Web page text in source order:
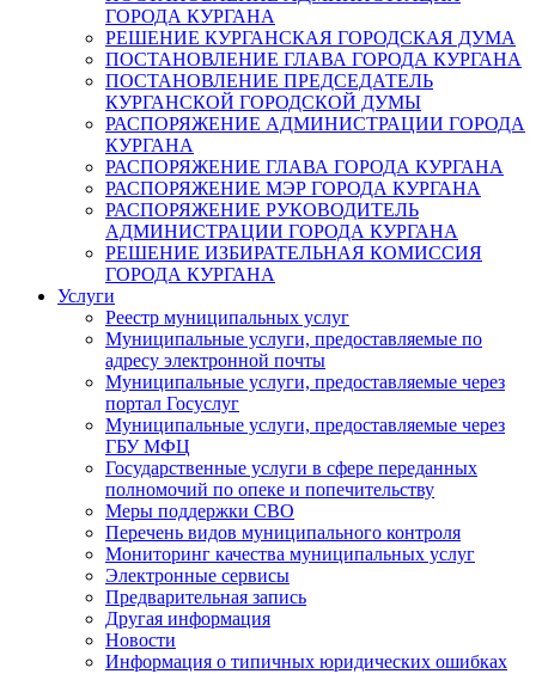
ГОРОДА КУРГАНА
РЕШЕНИЕ КУРГАНСКАЯ ГОРОДСКАЯ ДУМА
ПОСТАНОВЛЕНИЕ ГЛАВА ГОРОДА КУРГАНА
ПОСТАНОВЛЕНИЕ ПРЕДСЕДАТЕЛЬ
КУРГАНСКОЙ ГОРОДСКОЙ ДУМЫ
РАСПОРЯЖЕНИЕ АДМИНИСТРАЦИИ ГОРОДА
КУРГАНА
РАСПОРЯЖЕНИЕ ГЛАВА ГОРОДА КУРГАНА
РАСПОРЯЖЕНИЕ МЭР ГОРОДА КУРГАНА
РАСПОРЯЖЕНИЕ РУКОВОДИТЕЛЬ
АДМИНИСТРАЦИИ ГОРОДА КУРГАНА
РЕШЕНИЕ ИЗБИРАТЕЛЬНАЯ КОМИССИЯ
ГОРОДА КУРГАНА
Услуги
Реестр муниципальных услуг
Муниципальные услуги, предоставляемые по
адресу электронной почты
Муниципальные услуги, предоставляемые через
портал Госуслуг
Муниципальные услуги, предоставляемые через
ГБУ МФЦ
Государственные услуги в сфере переданных
полномочий по опеке и попечительству
Меры поддержки СВО
Перечень видов муниципального контроля
Мониторинг качества муниципальных услуг
Электронные сервисы
Предварительная запись
Другая информация
Новости
Информация о типичных юридических ошибках